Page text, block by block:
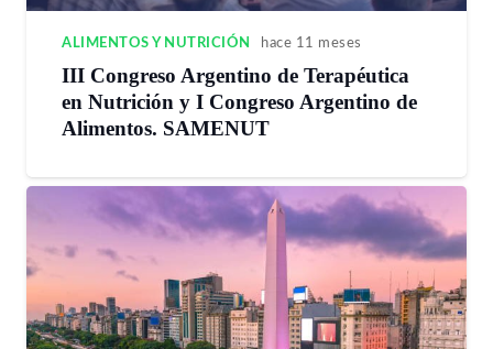
ALIMENTOS Y NUTRICIÓN hace 11 meses
III Congreso Argentino de Terapéutica
en Nutrición y I Congreso Argentino de
Alimentos. SAMENUT